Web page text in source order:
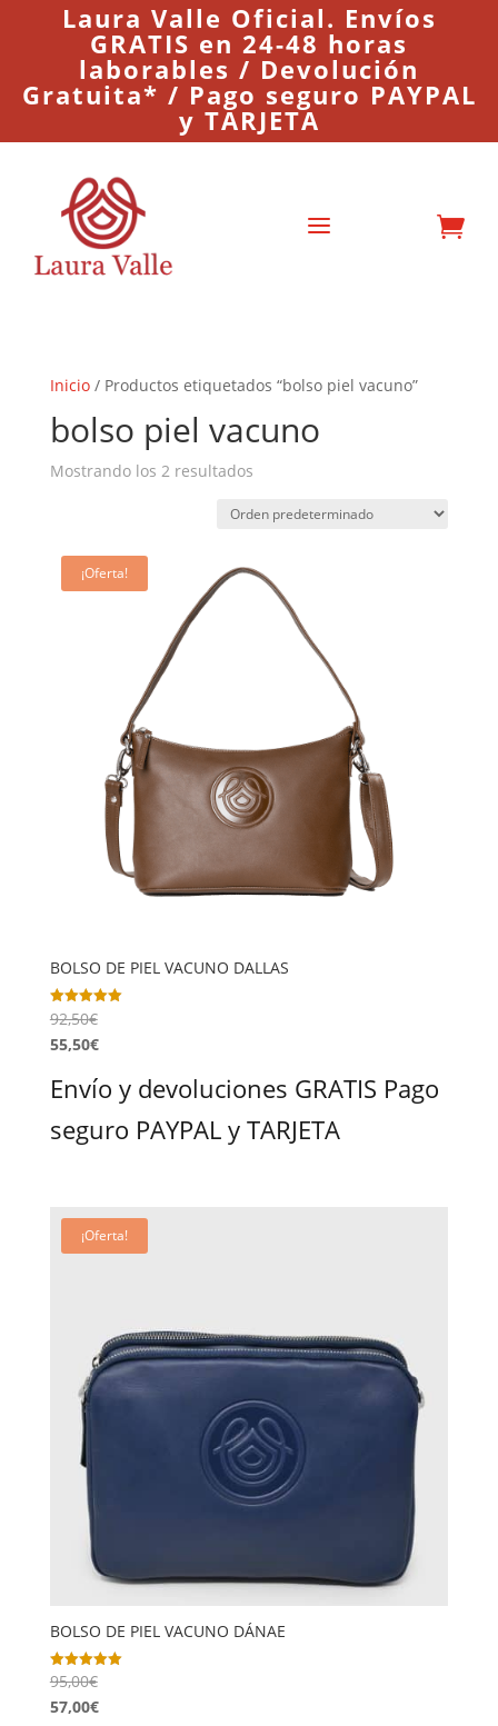
Laura Valle Oficial. Envíos
GRATIS en 24-48 horas
laborables / Devolución
Gratuita* / Pago seguro PAYPAL
y TARJETA
a 
Inicio/ Productos etiquetados “bolso piel vacuno”
bolso piel vacuno
Mostrando los 2 resultados
¡Oferta!
BOLSO DE PIEL VACUNO DALLAS
Valorado
con
5.00
de 5
92,50€
55,50€
Envío y devoluciones GRATIS Pago
seguro PAYPAL y TARJETA
¡Oferta!
BOLSO DE PIEL VACUNO DÁNAE
Valorado
con
5.00
de 5
95,00€
57,00€